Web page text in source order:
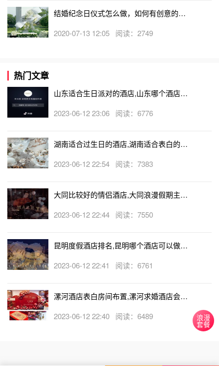
结婚纪念日仪式怎么做，如何有创意的策
2020-07-13 12:05 阅读：2749
热门文章
山东适合生日派对的酒店,山东哪个酒店有
2023-06-12 23:06 阅读：6776
湖南适合过生日的酒店,湖南适合表白的酒
2023-06-12 22:54 阅读：7383
大同比较好的情侣酒店,大同浪漫假期主题
2023-06-12 22:44 阅读：7550
昆明度假酒店排名,昆明哪个酒店可以做求
2023-06-12 22:41 阅读：6761
漯河酒店表白房间布置,漯河求婚酒店会帮
2023-06-12 22:40 阅读：6489 浪漫
套餐